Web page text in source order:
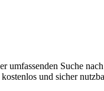
umfassenden Suche
und sicher